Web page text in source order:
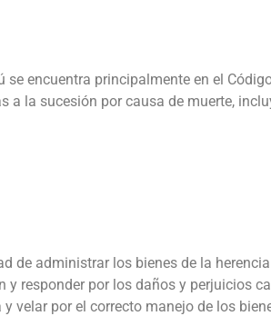
encuentra principalmente en el
a la sucesión por causa de muerte,
de administrar los bienes de la
y responder por los daños y perjuicios
velar por el correcto manejo de los